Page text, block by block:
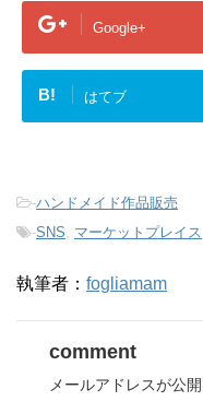
Google+
B! はてブ
-ハンドメイド作品販売
-SNS, マーケットプレイス
執筆者： fogliamam
comment
メールアドレスが公